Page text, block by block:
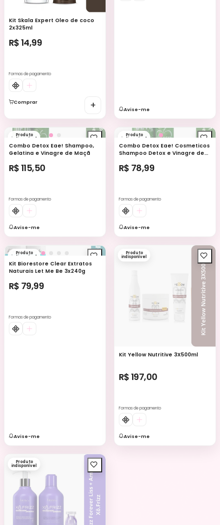
Kit Skala Expert Oleo de coco
2x325ml
R$ 14,99
Formas de pagamento
Comprar + Avise-me
Produto
indisponível
Combo Detox Eae! Shampoo,
Gelatina e Vinagre de Maçã
R$ 115,50
Formas de pagamento
Avise-me
Produto
indisponível
Combo Detox Eae! Cosmeticos
Shampoo Detox e Vinagre de
R$ 78,99
Formas de pagamento
Avise-me
Produto
indisponível
Kit Biorestore Clear Extratos
Naturais Let Me Be 3x240g
R$ 79,99
Formas de pagamento
Avise-me
Produto
indisponível
Kit Yellow Nutritive 3X500ml
R$ 197,00
Formas de pagamento
Avise-me
Produto
indisponível